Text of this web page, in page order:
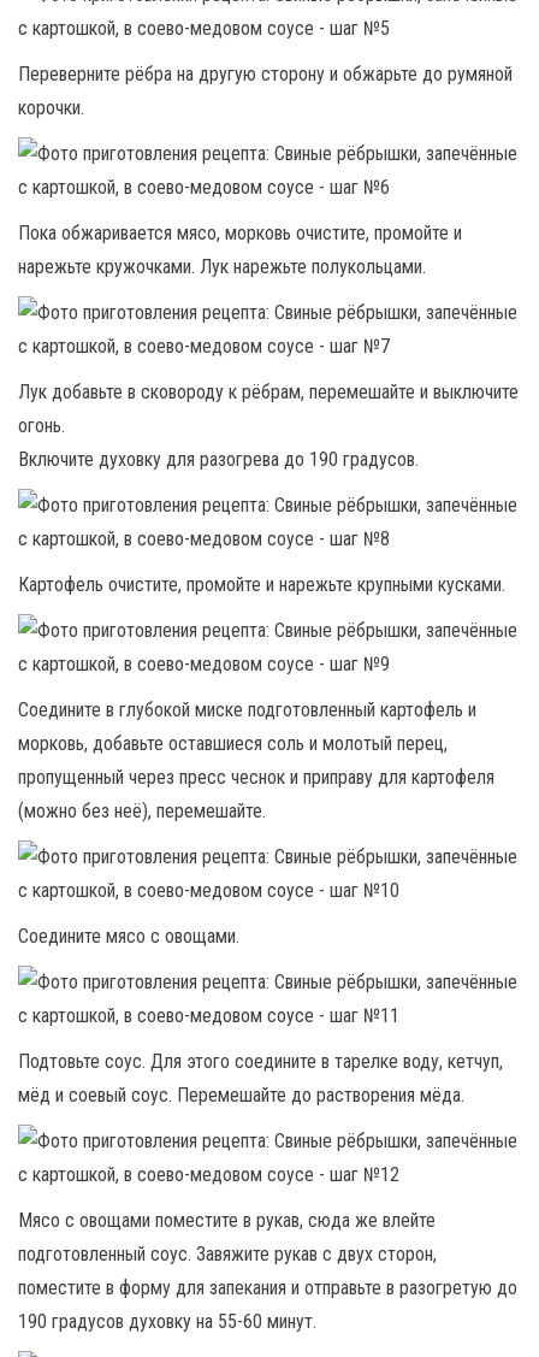
Переверните рёбра на другую сторону и обжарьте до румяной
корочки.
Пока обжаривается мясо, морковь очистите, промойте и
нарежьте кружочками. Лук нарежьте полукольцами.
Лук добавьте в сковороду к рёбрам, перемешайте и выключите
огонь.
Включите духовку для разогрева до 190 градусов.
Картофель очистите, промойте и нарежьте крупными кусками.
Соедините в глубокой миске подготовленный картофель и
морковь, добавьте оставшиеся соль и молотый перец,
пропущенный через пресс чеснок и приправу для картофеля
(можно без неё), перемешайте.
Соедините мясо с овощами.
Подтовьте соус. Для этого соедините в тарелке воду, кетчуп,
мёд и соевый соус. Перемешайте до растворения мёда.
Мясо с овощами поместите в рукав, сюда же влейте
подготовленный соус. Завяжите рукав с двух сторон,
поместите в форму для запекания и отправьте в разогретую до
190 градусов духовку на 55-60 минут.